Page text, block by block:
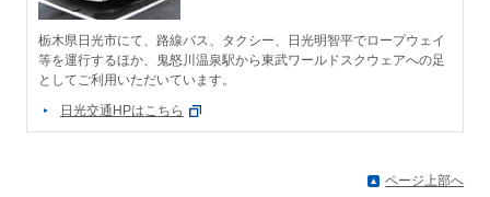
栃木県日光市にて、路線バス、タクシー、日光明智平でロープウェイ
等を運行するほか、鬼怒川温泉駅から東武ワールドスクウェアへの足
としてご利用いただいています。
日光交通HPはこちら
ページ上部へ